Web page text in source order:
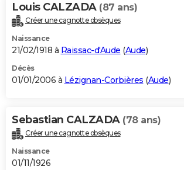
Louis CALZADA (87 ans)
Créer une cagnotte obsèques
Naissance
21/02/1918 à Raissac-d'Aude (Aude)
Décès
01/01/2006 à Lézignan-Corbières (Aude)
Sebastian CALZADA (78 ans)
Créer une cagnotte obsèques
Naissance
01/11/1926